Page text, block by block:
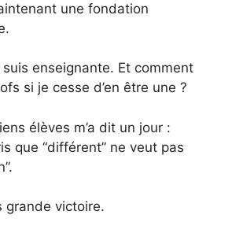
une fondation
enseignante. Et comment
si je cesse d’en être une ?
élèves m’a dit un jour :
que “différent” ne veut pas
grande victoire.